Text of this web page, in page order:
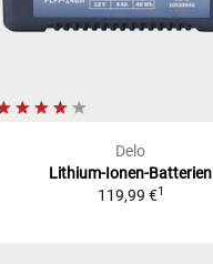
Delo
Lithium-Ionen-Batterien
119,99 €1